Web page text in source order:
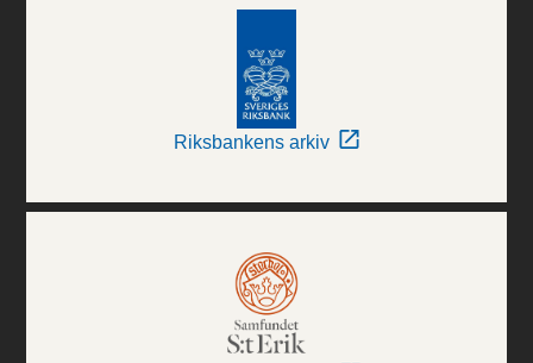
Riksbankens arkiv